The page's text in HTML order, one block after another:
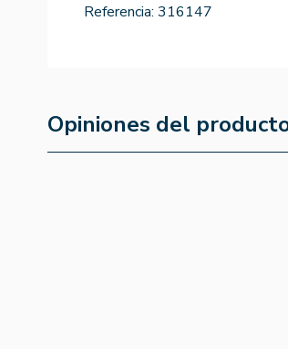
Referencia: 316147
Opiniones del